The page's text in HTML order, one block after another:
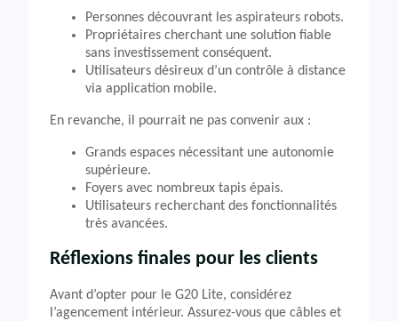
Personnes découvrant les aspirateurs robots.
Propriétaires cherchant une solution fiable
sans investissement conséquent.
Utilisateurs désireux d’un contrôle à distance
via application mobile.
En revanche, il pourrait ne pas convenir aux :
Grands espaces nécessitant une autonomie
supérieure.
Foyers avec nombreux tapis épais.
Utilisateurs recherchant des fonctionnalités
très avancées.
Réflexions finales pour les clients
Avant d’opter pour le G20 Lite, considérez
l’agencement intérieur. Assurez-vous que câbles et